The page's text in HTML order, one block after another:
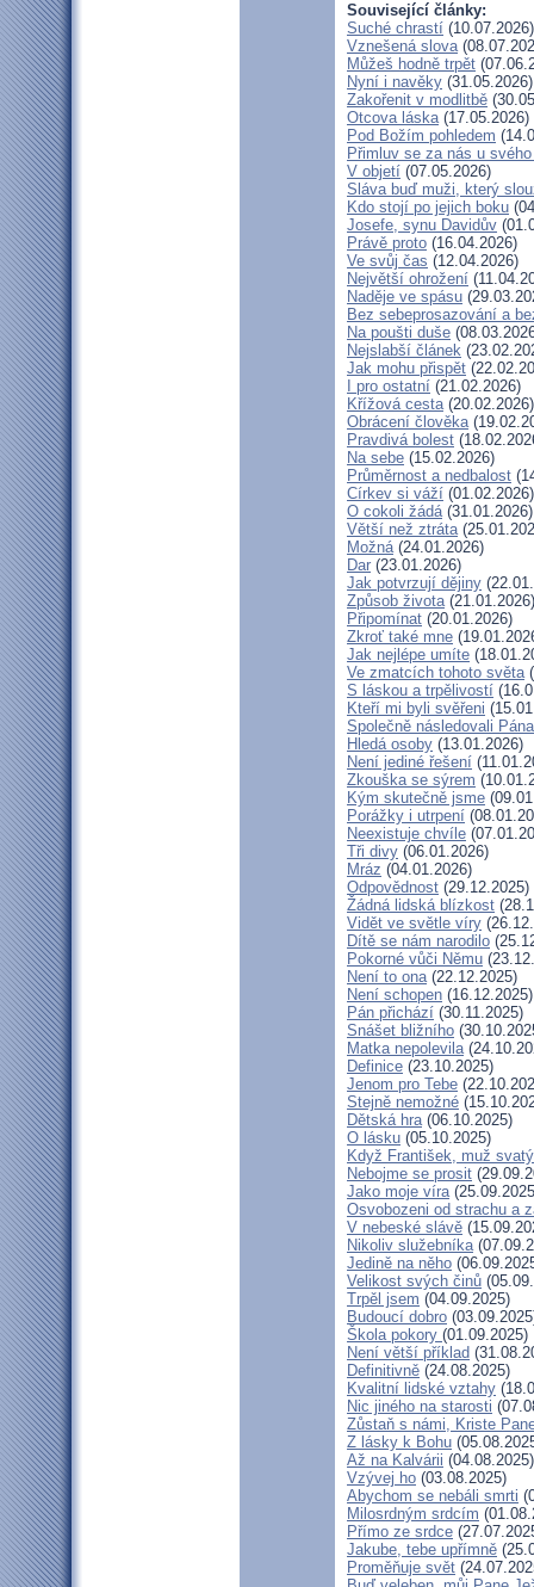
Související články:
Suché chrastí (10.07.2026)
Vznešená slova
Můžeš hodně trpět
Nyní i navěky (31.05.2026)
Zakořenit v modlitbě
Otcova láska(17.05.2026)
Pod Božím pohledem
Přimluv se za nás u
V objetí (07.05.2026)
Sláva buď muži, který
Kdo stojí po jejich boku
Josefe, synu Davidův
Právě proto (16.04.2026)
Ve svůj čas (12.04.2026)
Největší ohrožení
Naděje ve spásu
Bez sebeprosazování a
Na poušti duše
Nejslabší článek
Jak mohu přispět
I pro ostatní (21.02.2026)
Křížová cesta(20.02.2026)
Obrácení člověka
Pravdivá bolest
Na sebe (15.02.2026)
Průměrnost a nedbalost
Církev si váží (01.02.2026)
O cokoli žádá(31.01.2026)
Větší než ztráta
Možná(24.01.2026)
Dar (23.01.2026)
Jak potvrzují dějiny
Způsob života(21.01.2026)
Připomínat (20.01.2026)
Zkroť také mne
Jak nejlépe umíte
Ve zmatcích tohoto světa
S láskou a trpělivostí
Kteří mi byli svěřeni
Společně následovali Pána
Hledá osoby (13.01.2026)
Není jediné řešení
Zkouška se sýrem
Kým skutečně jsme
Porážky i utrpení
Neexistuje chvíle
Tři divy (06.01.2026)
Mráz (04.01.2026)
Odpovědnost (29.12.2025)
Žádná lidská blízkost
Vidět ve světle víry
Dítě se nám narodilo
Pokorné vůči Němu
Není to ona(22.12.2025)
Není schopen (16.12.2025)
Pán přichází (30.11.2025)
Snášet bližního
Matka nepolevila
Definice (23.10.2025)
Jenom pro Tebe
Stejně nemožné
Dětská hra(06.10.2025)
O lásku (05.10.2025)
Když František, muž svatý
Nebojme se prosit
Jako moje víra
Osvobozeni od strachu a
V nebeské slávě
Nikoliv služebníka
Jedině na něho
Velikost svých činů
Trpěl jsem (04.09.2025)
Budoucí dobro
Škola pokory (01.09.2025)
Není větší příklad
Definitivně (24.08.2025)
Kvalitní lidské vztahy
Nic jiného na starosti
Zůstaň s námi, Kriste
Z lásky k Bohu
Až na Kalvárii (04.08.2025)
Vzývej ho (03.08.2025)
Abychom se nebáli smrti
Milosrdným srdcím
Přímo ze srdce
Jakube, tebe upřímně
Proměňuje svět